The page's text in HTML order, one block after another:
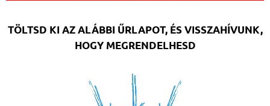
TÖLTSD KI AZ ALÁBBI ŰRLAPOT, ÉS VISSZAHÍVUNK,
HOGY MEGRENDELHESD